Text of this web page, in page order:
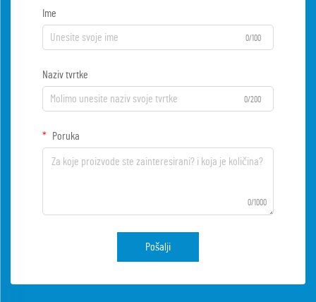
Ime
0/100
Naziv tvrtke
0/200
Poruka
0/1000
Pošalji